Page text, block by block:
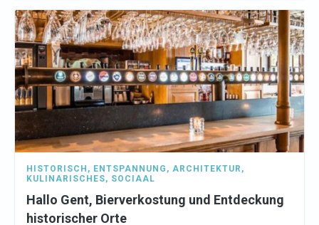
HISTORISCH , ENTSPANNUNG , ARCHITEKTUR ,
KULINARISCHES, SOCIAAL
Hallo Gent, Bierverkostung und Entdeckung
historischer Orte